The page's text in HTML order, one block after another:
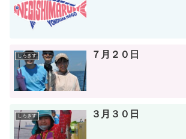
しろぎす ７月２０日
しろぎす ３月３０日